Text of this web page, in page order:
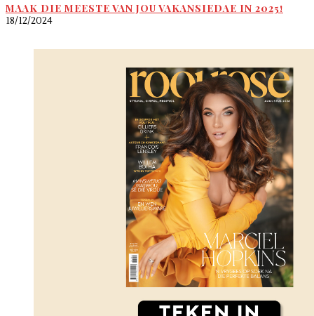
MAAK DIE MEESTE VAN JOU VAKANSIEDAE IN 2025!
18/12/2024